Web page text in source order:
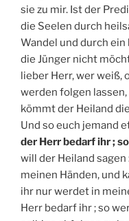
sie zu mir. Ist der
die Seelen durch
Wandel und durch
die Jünger nicht
lieber Herr, wer weiß,
werden folgen
kömmt der Heiland
Und so euch jemand
der Herr bedarf ihr ;
will der Heiland sagen
meinen Händen, und
ihr nur werdet in
Herr bedarf ihr ; so